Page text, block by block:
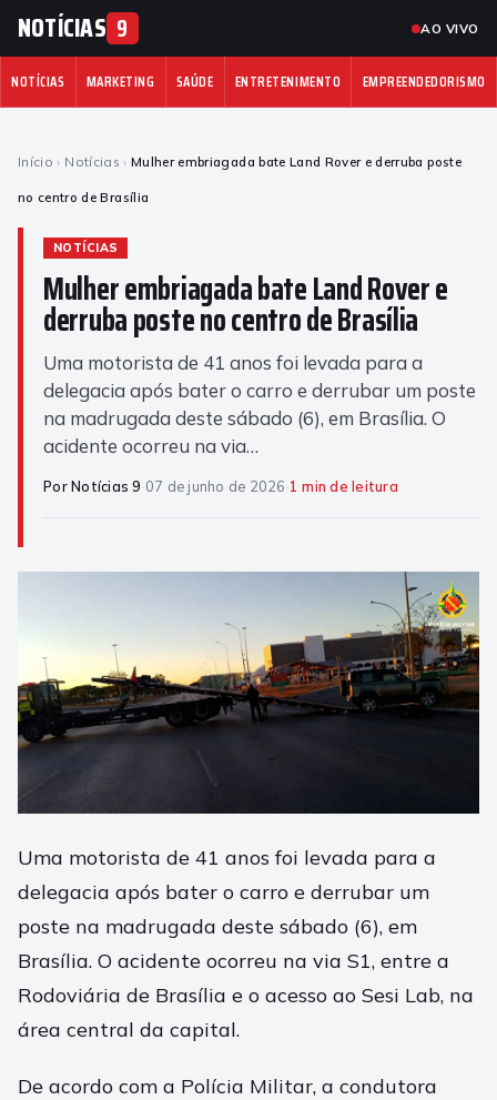
NOTÍCIAS 9 AO VIVO
NOTÍCIAS MARKETING SAÚDE ENTRETENIMENTO EMPREENDEDORISMO
Início › Notícias › Mulher embriagada bate Land Rover e derruba poste
no centro de Brasília
NOTÍCIAS
Mulher embriagada bate Land Rover e
derruba poste no centro de Brasília
Uma motorista de 41 anos foi levada para a
delegacia após bater o carro e derrubar um poste
na madrugada deste sábado (6), em Brasília. O
acidente ocorreu na via…
Por Notícias 9·07 de junho de 2026·1 min de leitura
Uma motorista de 41 anos foi levada para a
delegacia após bater o carro e derrubar um
poste na madrugada deste sábado (6), em
Brasília. O acidente ocorreu na via S1, entre a
Rodoviária de Brasília e o acesso ao Sesi Lab, na
área central da capital.
De acordo com a Polícia Militar, a condutora